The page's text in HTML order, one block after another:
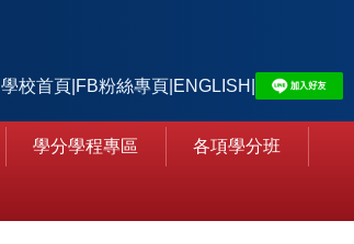
學校首頁 FB粉絲專頁 ENGLISH
學分學程專區 各項學分班